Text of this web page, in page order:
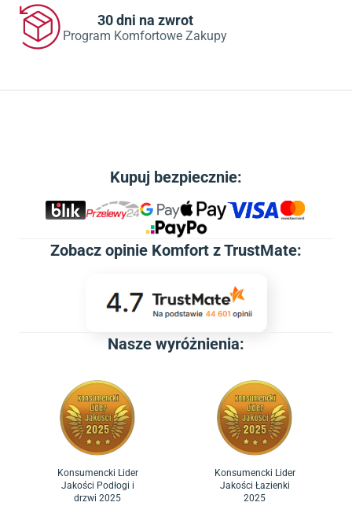
30 dni na zwrot
Program Komfortowe Zakupy
Kupuj bezpiecznie:
Zobacz opinie Komfort z TrustMate:
Nasze wyróżnienia:
Konsumencki Lider
Jakości Podłogi i
drzwi 2025
Konsumencki Lider
Jakości Łazienki
2025